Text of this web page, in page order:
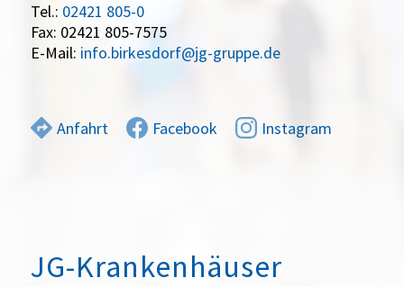
Tel.: 02421 805-0
Fax: 02421 805-7575
E-Mail: info.birkesdorf@jg-gruppe.de
Anfahrt Facebook Instagram
JG-Krankenhäuser